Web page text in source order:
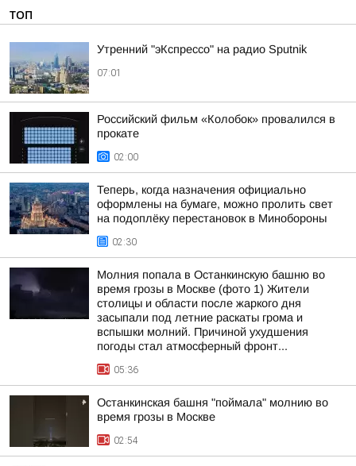
ТОП
Утренний "эКспрессо" на радио Sputnik
07:01
Российский фильм «Колобок» провалился в
прокате
02:00
Теперь, когда назначения официально
оформлены на бумаге, можно пролить свет
на подоплёку перестановок в Минобороны
02:30
Молния попала в Останкинскую башню во
время грозы в Москве (фото 1) Жители
столицы и области после жаркого дня
засыпали под летние раскаты грома и
вспышки молний. Причиной ухудшения
погоды стал атмосферный фронт...
05:36
Останкинская башня "поймала" молнию во
время грозы в Москве
02:54